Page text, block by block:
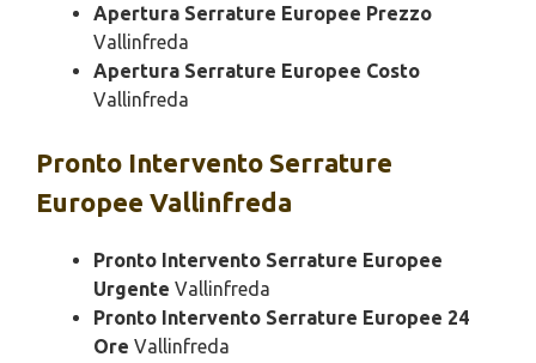
Apertura Serrature Europee Prezzo
Vallinfreda
Apertura Serrature Europee Costo
Vallinfreda
Pronto Intervento Serrature
Europee Vallinfreda
Pronto Intervento Serrature Europee
Urgente Vallinfreda
Pronto Intervento Serrature Europee 24
Ore Vallinfreda